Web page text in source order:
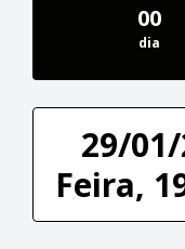
00
dia
29/
Feira,